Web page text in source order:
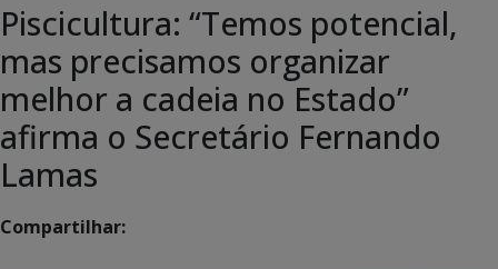
Piscicultura: “Temos potencial,
mas precisamos organizar
melhor a cadeia no Estado”
afirma o Secretário Fernando
Lamas
Compartilhar: